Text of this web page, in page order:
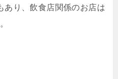
あり、飲食店関係のお店は